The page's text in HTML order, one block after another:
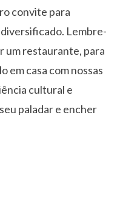
convite para
Lembre-
um restaurante, para
em casa com nossas
cultural e
paladar e encher